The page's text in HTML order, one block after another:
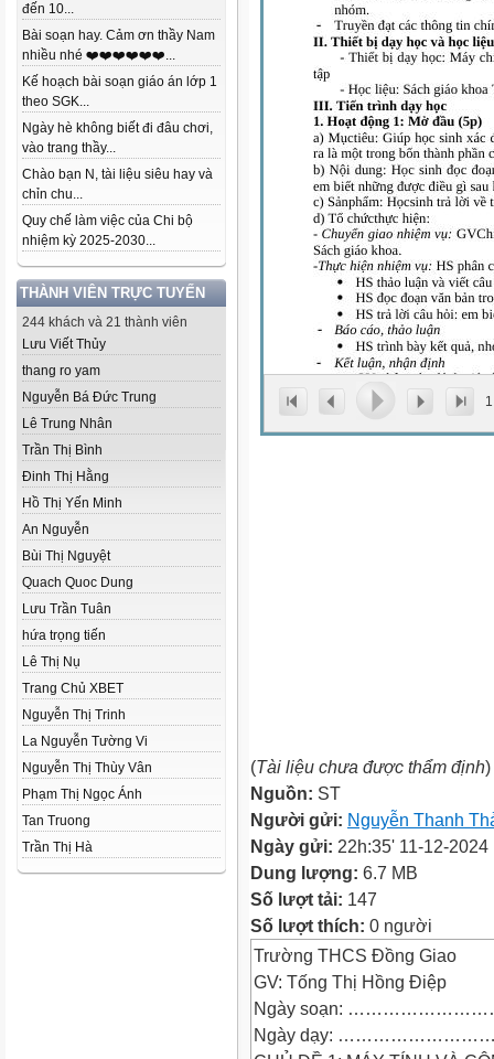
đến 10...
Bài soạn hay. Cảm ơn thầy Nam
nhiều nhé ❤️❤️❤️❤️❤️❤️...
Kế hoạch bài soạn giáo án lớp 1
theo SGK...
Ngày hè không biết đi đâu chơi,
vào trang thầy...
Chào bạn N, tài liệu siêu hay và
chỉn chu...
Quy chế làm việc của Chi bộ
nhiệm kỳ 2025-2030...
THÀNH VIÊN TRỰC TUYẾN
244 khách và 21 thành viên
Lưu Viết Thủy
thang ro yam
Nguyễn Bá Đức Trung
Lê Trung Nhân
Trần Thị Bình
Đinh Thị Hằng
Hồ Thị Yến Minh
An Nguyễn
Bùi Thị Nguyệt
Quach Quoc Dung
Lưu Trần Tuân
hứa trọng tiến
Lê Thị Nụ
Trang Chủ XBET
Nguyễn Thị Trinh
La Nguyễn Tường Vi
Nguyễn Thị Thùy Vân
Phạm Thị Ngọc Ánh
Tan Truong
Trần Thị Hà
1
(Tài liệu chưa được thẩm định)
Nguồn: ST
Người gửi: Nguyễn Thanh
Ngày gửi: 22h:35' 11-12-2024
Dung lượng: 6.7 MB
Số lượt tải: 147
Số lượt thích: 0 người
Trường THCS Đồng Giao
GV: Tống Thị Hồng Điệp
Ngày soạn:
Ngày dạy: